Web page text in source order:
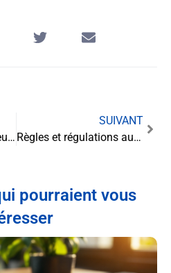
Lettre de mise en demeure : un outil juridique essentiel pour faire valoir ses droits
SUIVANT
Règles et régulations autour du rachat de crédits : ce qu’il faut savoir
pourraient vous